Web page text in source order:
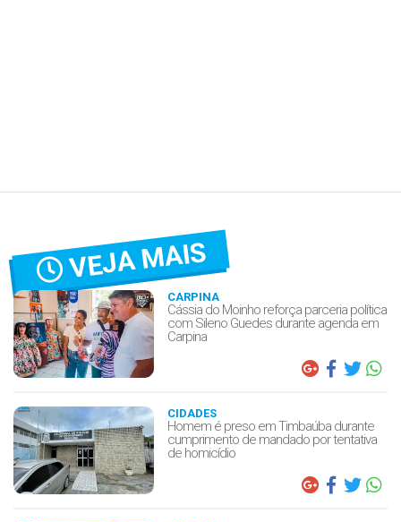
VEJA MAIS
CARPINA
Cássia do Moinho reforça parceria política
com Sileno Guedes durante agenda em
Carpina
CIDADES
Homem é preso em Timbaúba durante
cumprimento de mandado por tentativa
de homicídio